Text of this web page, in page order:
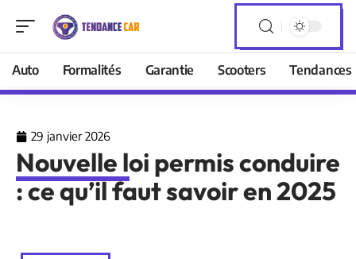
Auto Formalités Garantie Scooters Tendances
29 janvier 2026
Nouvelle loi permis conduire
: ce qu’il faut savoir en 2025